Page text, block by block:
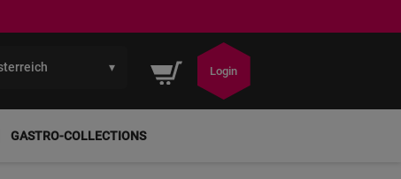
▾ Mein Warenkorb
Login
GASTRO-COLLECTIONS